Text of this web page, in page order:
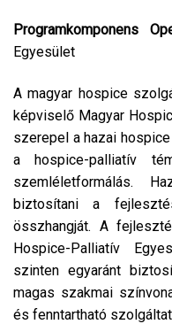
Programkomponens
Egyesület
A magyar hospice
képviselő Magyar
szerepel a hazai
a hospice-palliatív
szemléletformálás.
biztosítani a
összhangját. A
Hospice-Palliatív
szinten egyaránt
magas szakmai
és fenntartható